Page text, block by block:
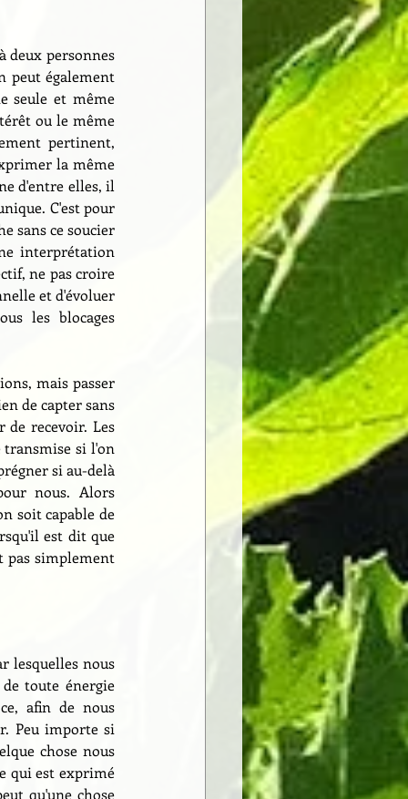
deux personnes
peut également
seule et même
ou le même
pertinent,
la même
d'entre elles, il
C'est pour
sans ce soucier
interprétation
ne pas croire
et d'évoluer
les blocages
mais passer
de capter sans
recevoir. Les
transmise si l'on
si au-delà
nous. Alors
soit capable de
est dit que
pas simplement
lesquelles nous
toute énergie
afin de nous
Peu importe si
chose nous
qui est exprimé
qu'une chose